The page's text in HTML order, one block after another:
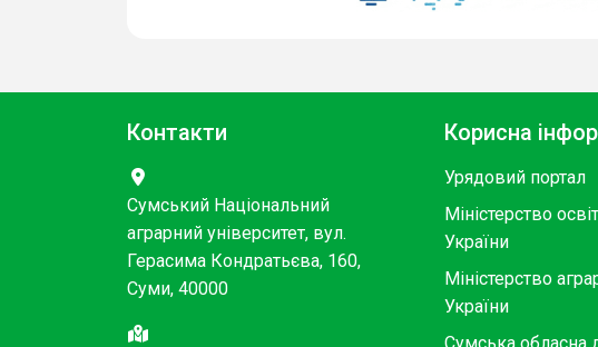
Контакти
Сумський Національний
аграрний університет, вул.
Герасима Кондратьєва, 160,
Суми, 40000
Корисна
Урядовий портал
Міністерство
України
Міністерство
України